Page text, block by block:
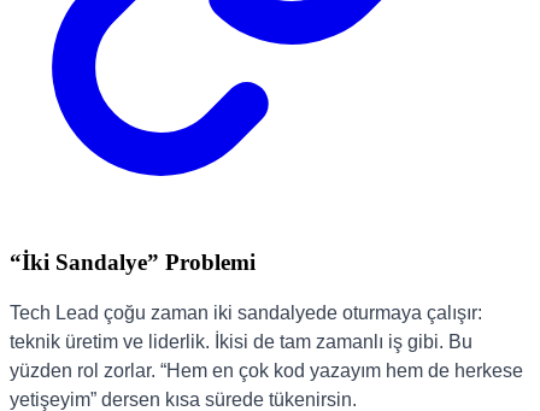
“İki Sandalye” Problemi
Tech Lead çoğu zaman iki sandalyede oturmaya çalışır:
teknik üretim ve liderlik. İkisi de tam zamanlı iş gibi. Bu
yüzden rol zorlar. “Hem en çok kod yazayım hem de herkese
yetişeyim” dersen kısa sürede tükenirsin.